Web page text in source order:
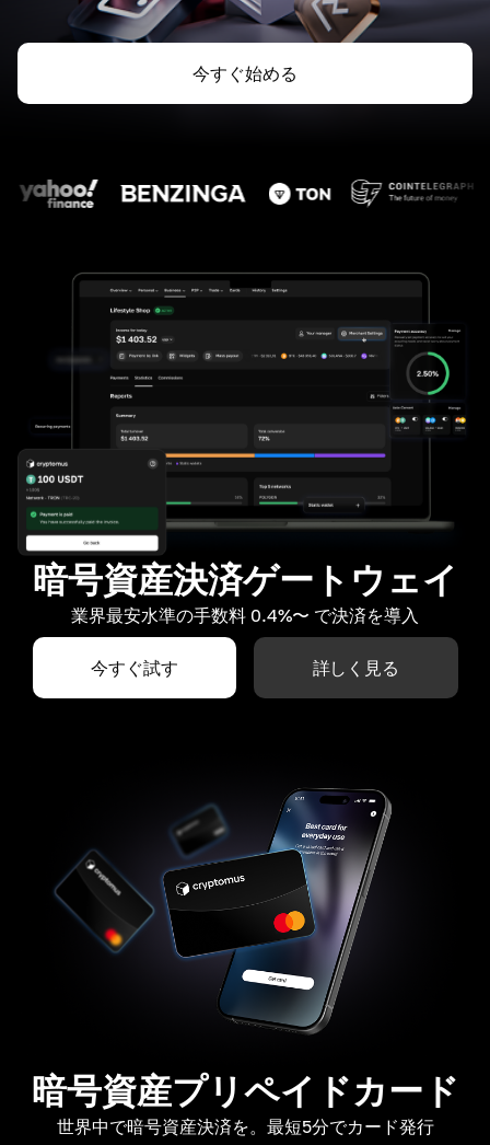
今すぐ始める
暗号資産決済ゲートウェイ
業界最安水準の手数料 0.4%〜 で決済を導入
今すぐ試す 詳しく見る
暗号資産プリペイドカード
世界中で暗号資産決済を。最短5分でカード発行